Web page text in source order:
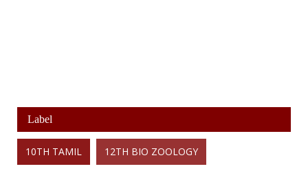
Label
10TH TAMIL 12TH BIO ZOOLOGY